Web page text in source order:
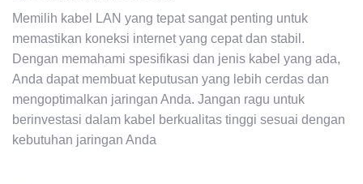
Memilih kabel LAN yang tepat sangat penting untuk
memastikan koneksi internet yang cepat dan stabil.
Dengan memahami spesifikasi dan jenis kabel yang ada,
Anda dapat membuat keputusan yang lebih cerdas dan
mengoptimalkan jaringan Anda. Jangan ragu untuk
berinvestasi dalam kabel berkualitas tinggi sesuai dengan
kebutuhan jaringan Anda